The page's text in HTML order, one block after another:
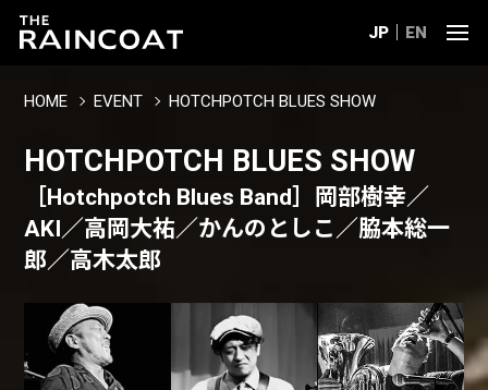
JP EN
HOME EVENT HOTCHPOTCH BLUES SHOW
HOTCHPOTCH BLUES SHOW
［Hotchpotch Blues Band］岡部樹幸／
AKI／高岡大祐／かんのとしこ／脇本総一
郎／高木太郎